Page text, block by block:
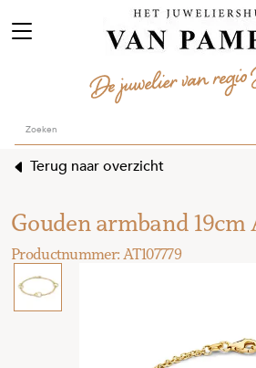
Terug naar overzicht
Gouden armband 19cm